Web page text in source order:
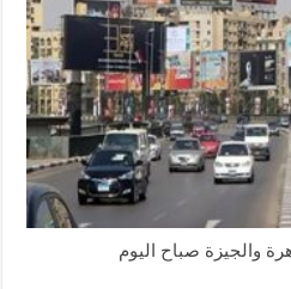
والجيزة صباح اليوم